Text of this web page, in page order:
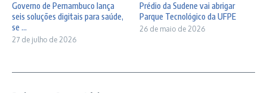
Governo de Pernambuco lança
seis soluções digitais para saúde,
se ...
27 de julho de 2026
Prédio da Sudene vai abrigar
Parque Tecnológico da UFPE
26 de maio de 2026